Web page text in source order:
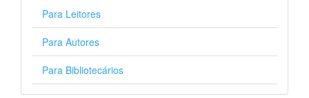
Para Leitores
Para Autores
Para Bibliotecários